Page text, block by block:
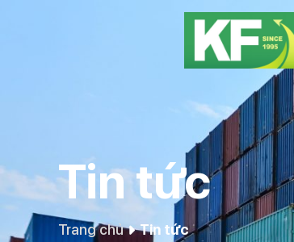
Tin tức
Trang chủ Tin tức